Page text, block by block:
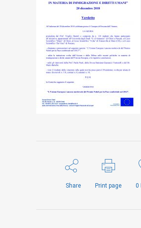
Share Print page 0